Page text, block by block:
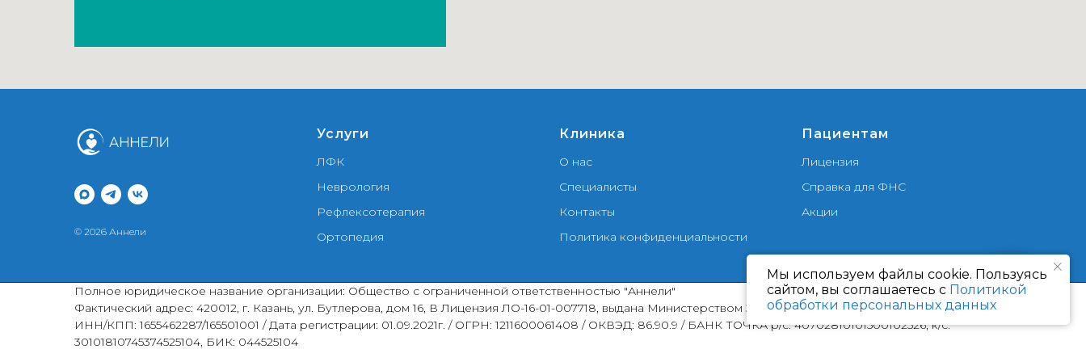
Мы используем файлы cookie. Пользуясь
сайтом, вы соглашаетесь с Политикой
обработки персональных данных
© 2026 Аннели
Услуги
ЛФК
Неврология
Рефлексотерапия
Ортопедия
Клиника
О нас
Специалисты
Контакты
Политика конфиденциальности
Пациентам
Лицензия
Справка для ФНС
Акции
Полное юридическое название организации: Общество с ограниченной ответственностью "Аннели"
Фактический адрес: 420012, г. Казань, ул. Бутлерова, дом 16, В Лицензия ЛО-16-01-007718, выдана Министерством Здравоохранения РТ.
ИНН/КПП: 1655462287/165501001 / Дата регистрации: 01.09.2021г. / ОГРН: 1211600061408 / ОКВЭД: 86.90.9 / БАНК ТОЧКА р/с: 40702810101500102526, к/с:
30101810745374525104, БИК: 044525104